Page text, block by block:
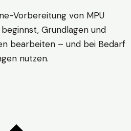
Vorbereitung von MPU
Grundlagen und
bearbeiten – und bei Bedarf
nutzen.